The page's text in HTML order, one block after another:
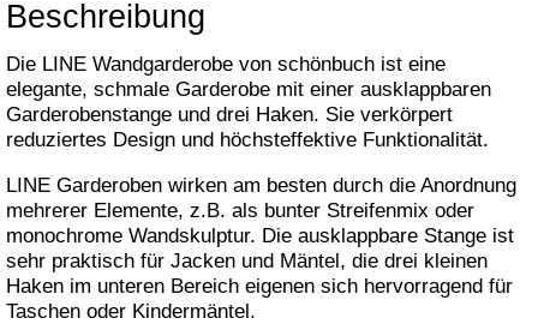
Beschreibung
Die LINE Wandgarderobe von schönbuch ist eine
elegante, schmale Garderobe mit einer ausklappbaren
Garderobenstange und drei Haken. Sie verkörpert
reduziertes Design und höchsteffektive Funktionalität.
LINE Garderoben wirken am besten durch die Anordnung
mehrerer Elemente, z.B. als bunter Streifenmix oder
monochrome Wandskulptur. Die ausklappbare Stange ist
sehr praktisch für Jacken und Mäntel, die drei kleinen
Haken im unteren Bereich eigenen sich hervorragend für
Taschen oder Kindermäntel.